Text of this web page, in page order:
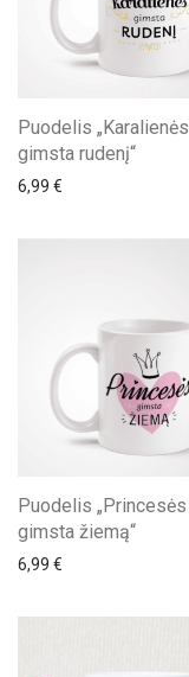
Puodelis „Karalienės
gimsta rudenį“
6,99 €
Puodelis „Princesės
gimsta žiemą“
6,99 €